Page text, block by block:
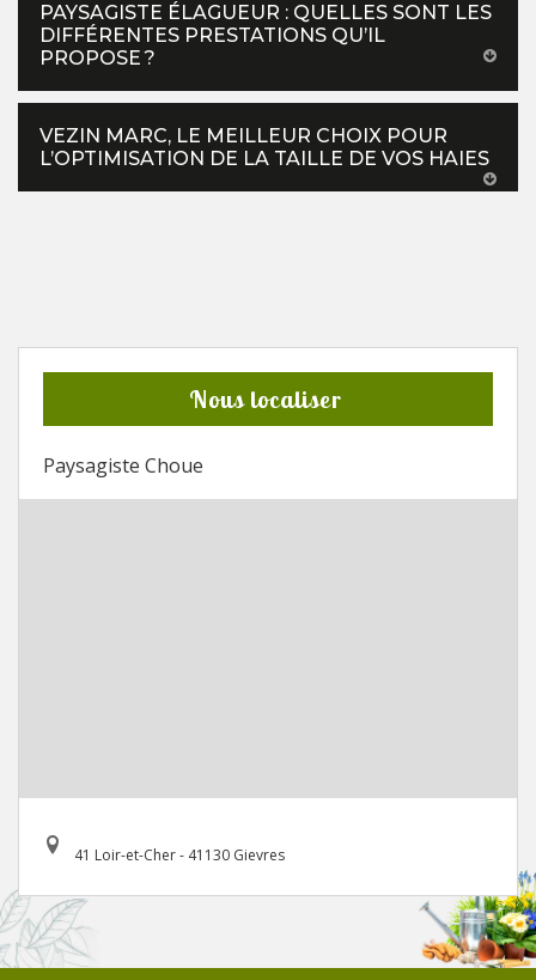
PAYSAGISTE ÉLAGUEUR : QUELLES SONT LES
DIFFÉRENTES PRESTATIONS QU’IL
PROPOSE ?
VEZIN MARC, LE MEILLEUR CHOIX POUR
L’OPTIMISATION DE LA TAILLE DE VOS HAIES
Nous localiser
Paysagiste Choue
41 Loir-et-Cher - 41130 Gievres